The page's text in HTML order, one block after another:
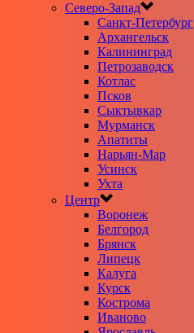
Северо-Запад
Санкт-Петербург
Архангельск
Калининград
Петрозаводск
Котлас
Псков
Сыктывкар
Мурманск
Апатиты
Нарьян-Мар
Усинск
Ухта
Центр
Воронеж
Белгород
Брянск
Липецк
Калуга
Курск
Кострома
Иваново